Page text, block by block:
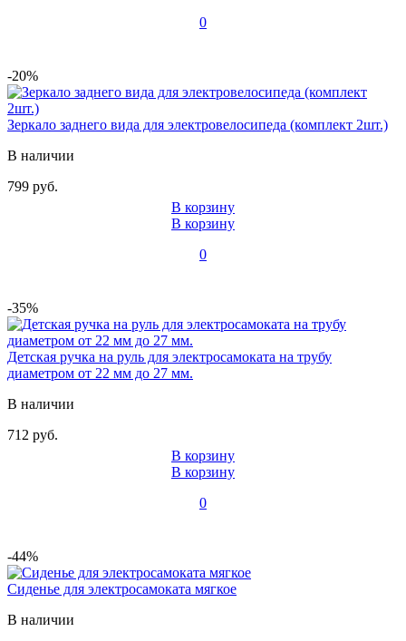
0
-20%
Зеркало заднего вида для электровелосипеда (комплект 2шт.)
В наличии
799 руб.
В корзину
В корзину
0
-35%
Детская ручка на руль для электросамоката на трубу
диаметром от 22 мм до 27 мм.
В наличии
712 руб.
В корзину
В корзину
0
-44%
Сиденье для электросамоката мягкое
В наличии